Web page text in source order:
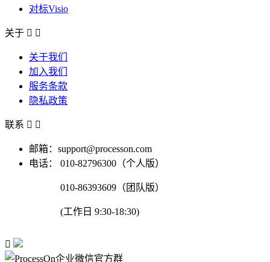
对标Visio
关于  
关于我们
加入我们
服务条款
隐私政策
联系  
邮箱：support@processon.com
电话：
010-82796300（个人版）
010-86393609（团队版）
(工作日 9:30-18:30)
